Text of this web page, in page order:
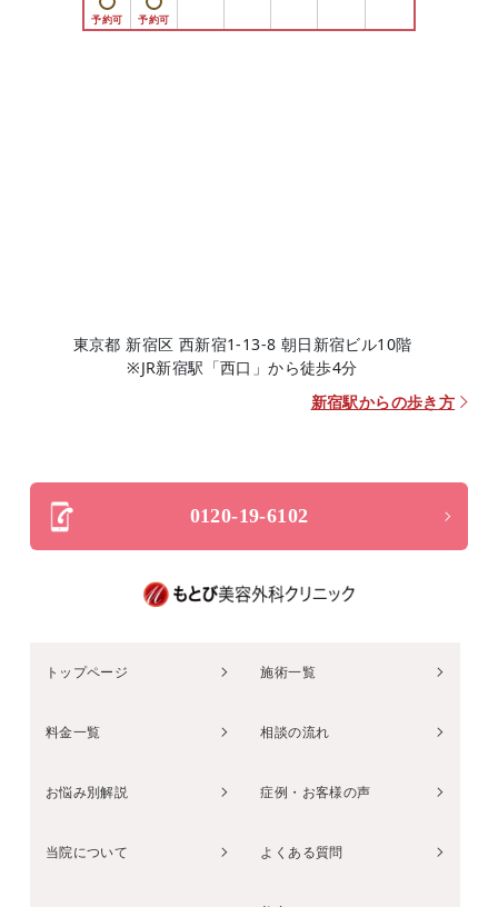
東京都 新宿区 西新宿1-13-8 朝日新宿ビル10階
※JR新宿駅「西口」から徒歩4分
新宿駅からの歩き方
0120-19-6102
トップページ 施術一覧
料金一覧 相談の流れ
お悩み別解説 症例・お客様の声
当院について よくある質問